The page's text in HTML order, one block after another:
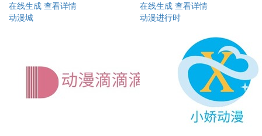
在线生成 查看详情
动漫城
在线生成 查看详情
动漫进行时